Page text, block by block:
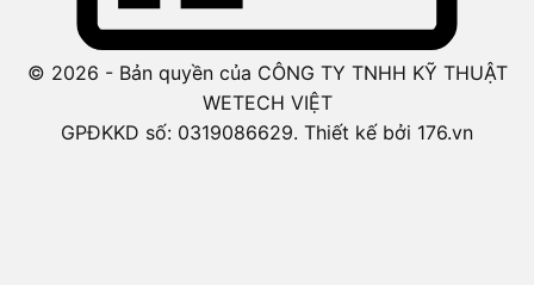
© 2026 - Bản quyền của CÔNG TY TNHH KỸ THUẬT
WETECH VIỆT
GPĐKKD số: 0319086629. Thiết kế bởi 176.vn